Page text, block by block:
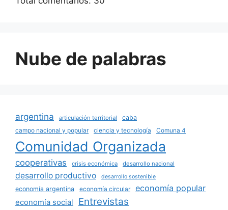
Nube de palabras
argentina articulación territorial
caba
campo nacional y popular
ciencia y tecnología Comuna 4
Comunidad Organizada
cooperativas crisis económica desarrollo nacional
desarrollo productivo desarrollo sostenible
economía argentina economía circular economía popular
economía social Entrevistas